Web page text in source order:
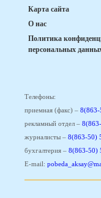
Карта сайта
О нас
Политика
персональных
Телефоны:
приемная (факс) – 8(863-
рекламный отдел –
журналисты – 8(863-50)
бухгалтерия – 8(863-50)
E-mail: